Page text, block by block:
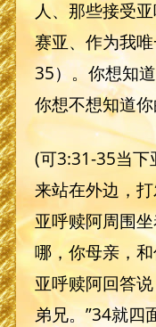
人、那些接受
赛亚、作为我
35）。你想知
你想不想知道
(可3:31-35当下
来站在外边，
亚呼赎阿周围
哪，你母亲，
亚呼赎阿回答
弟兄。”34就四